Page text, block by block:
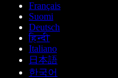
Français
Suomi
Deutsch
हिन्दी
Italiano
日本語
한국어